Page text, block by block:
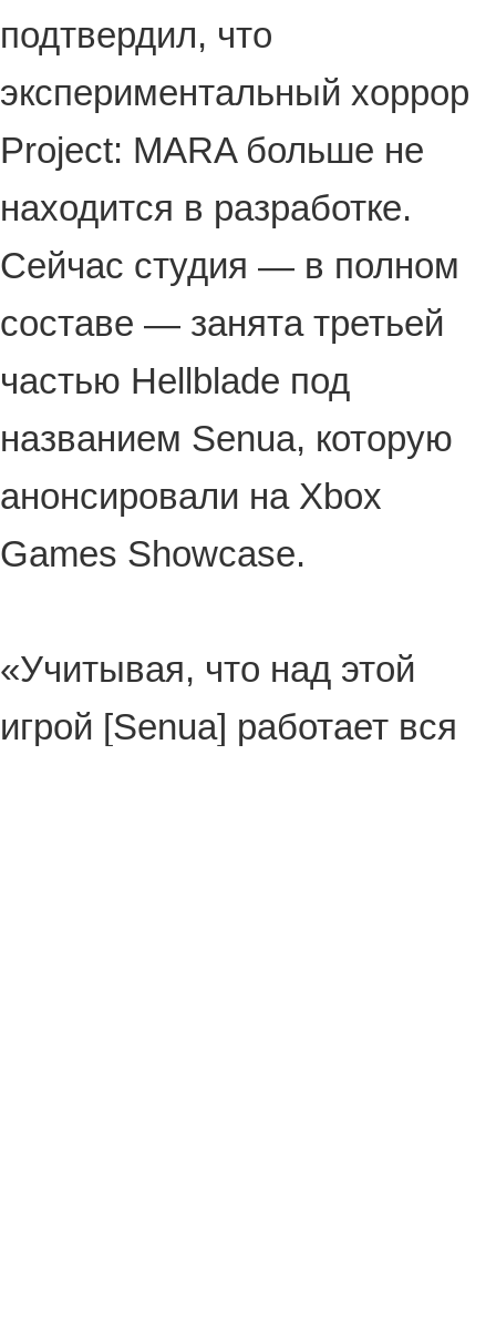
подтвердил, что
экспериментальный хоррор
Project: MARA больше не
находится в разработке.
Сейчас cтудия — в полном
составе — занята третьей
частью Hellblade под
названием Senua, которую
анонсировали на Xbox
Games Showcase.
«Учитывая, что над этой
игрой [Senua] работает вся